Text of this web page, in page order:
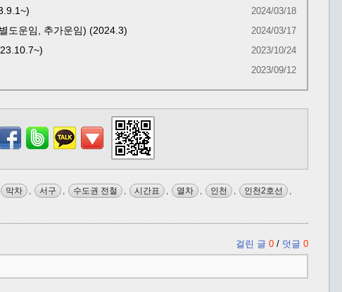
2024/03/18
도운임, 추가운임) (2024.3) 2024/03/17
2023/10/24
2023/09/12
막차 서구 수도권 전철 시간표 열차 인천 인천2호선
걸린 글 0 / 덧글 0